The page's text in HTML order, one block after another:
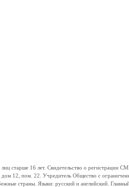
16 лет. Свидетельство о регистрации
12, пом. 22. Учредитель Общество с
страны. Языки: русский и английский.